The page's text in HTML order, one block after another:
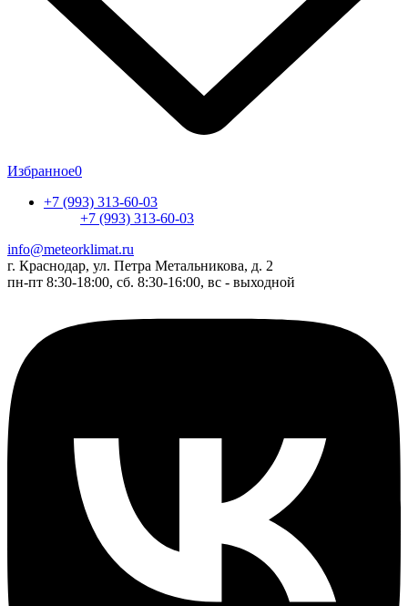
Избранное0
+7 (993) 313-60-03
+7 (993) 313-60-03
info@meteorklimat.ru
г. Краснодар, ул. Петра Метальникова, д. 2
пн-пт 8:30-18:00, сб. 8:30-16:00, вс - выходной